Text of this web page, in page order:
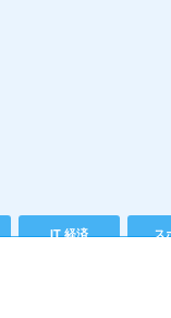
IT 経済 ス